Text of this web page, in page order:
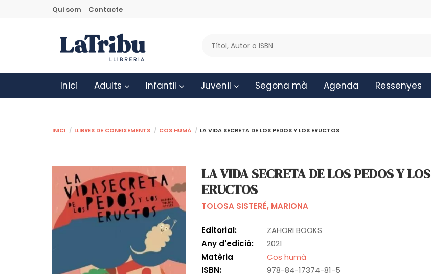
Qui som Contacte
Inici Adults Infantil Juvenil Segona mà Agenda Ressenyes
Inici Llibres de coneixements Cos humà LA VIDA SECRETA DE LOS PEDOS Y LOS ERUCTOS
LA VIDA SECRETA DE LOS PEDOS Y LOS
ERUCTOS
TOLOSA SISTERÉ, MARIONA
Editorial:
ZAHORI BOOKS
Any d'edició:
2021
Matèria
Cos humà
ISBN:
978-84-17374-81-5